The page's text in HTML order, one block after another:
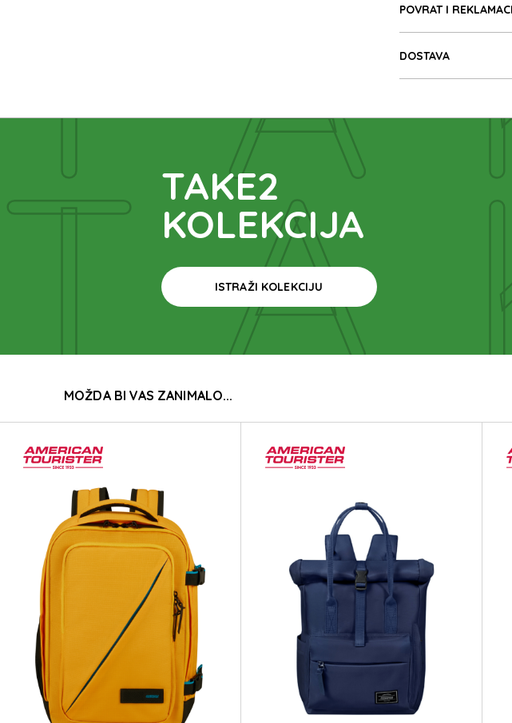
POVRAT I
DOSTAVA
TAKE2
KOLEKCIJA
ISTRAŽI KOLEKCIJU
MOŽDA BI VAS ZANIMALO...